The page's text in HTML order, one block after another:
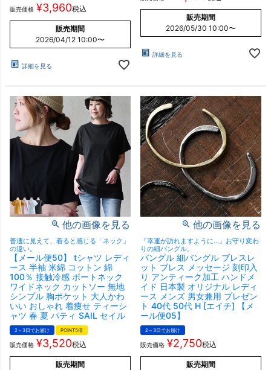
販売価格 ¥3,960税込
販売期間
2026/04/12 10:00〜
詳細を見る
販売期間
2026/05/30 10:00〜
詳細を見る
他の画像を見る
普通に見えて、着ると感じる「ネック」
の違い。
【メール便50】 tシャツ レディ
ース 半袖 米綿 コットン 綿
100％ 接触冷感 ボートネック
ワイドネック カットソー 無地
シンプル 胸ポケット 大人かわ
いい おしゃれ 着痩せ ティーシ
ャツ 春 夏 パティ SAIL セイル
2～3日でお届け POINT5倍
販売価格 ¥3,520税込
販売期間
他の画像を見る
『幸運が訪れますように…』お守り変わ
りの細バングル。
バングル 細バングル ブレスレ
ット ブレス メッセージ 刻印入
り アンティーク加工 ハンドメ
イド 日本製 オリジナル レディ
ース メンズ 男女兼用 プレゼン
ト 40代 50代 H [エイチ] 【メ
ール便05】
2～3日でお届け
販売価格 ¥2,750税込
販売期間